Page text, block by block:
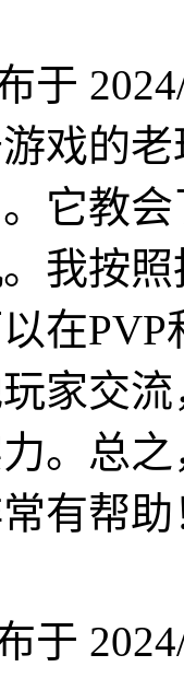
于
戏的
它教
我按
在
家交
。总
有帮助
于